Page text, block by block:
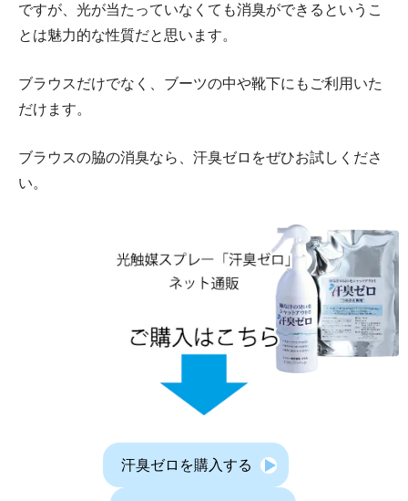
ですが、光が当たっていなくても消臭ができるというこ
とは魅力的な性質だと思います。
ブラウスだけでなく、ブーツの中や靴下にもご利用いた
だけます。
ブラウスの脇の消臭なら、汗臭ゼロをぜひお試しくださ
い。
汗臭ゼロを購入する